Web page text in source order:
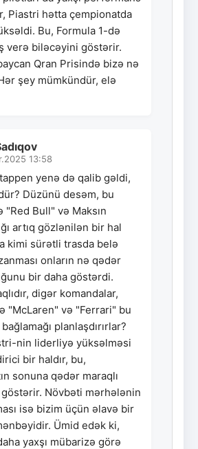
Piastri hətta çempionatda
Bu, Formula 1-də
verə biləcəyini göstərir.
Qran Prisində bizə nə
şey mümkündür, elə
13:58
yenə də qalib gəldi,
Düzünü desəm, bu
"Red Bull" və Maksın
artıq gözlənilən bir hal
kimi sürətli trasda belə
onların nə qədər
bir daha göstərdi.
digər komandalar,
"McLaren" və "Ferrari" bu
planlaşdırırlar?
nin liderliyə yüksəlməsi
bir haldır, bu,
sonuna qədər maraqlı
göstərir. Növbəti mərhələnin
isə bizim üçün əlavə bir
Ümid edək ki,
yaxşı mübarizə görə